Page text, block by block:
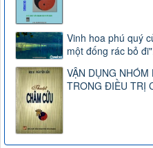
Vinh hoa phú quý
một đống rác bỏ
VẬN DỤNG
TRONG ĐIỀU TRỊ